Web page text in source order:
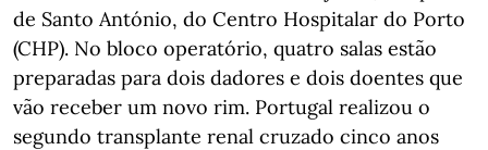
de Santo António, do Centro Hospitalar do Porto
(CHP). No bloco operatório, quatro salas estão
preparadas para dois dadores e dois doentes que
vão receber um novo rim. Portugal realizou o
segundo transplante renal cruzado cinco anos